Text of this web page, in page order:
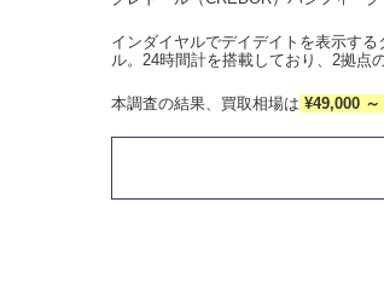
インダイヤルでデイデイトを表示す
ル。24時間計を搭載しており、2拠点
本調査の結果、買取相場は ¥49,000